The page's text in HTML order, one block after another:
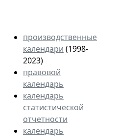
производственные
календари (1998-
2023)
правовой
календарь
календарь
статистической
отчетности
календарь